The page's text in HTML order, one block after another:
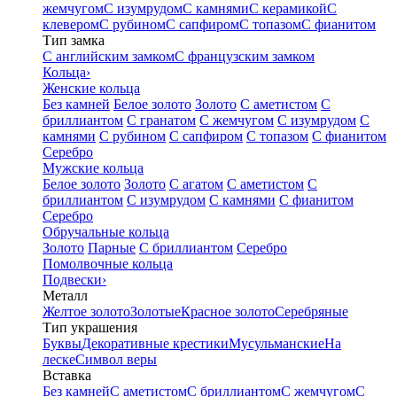
жемчугомС изумрудомС камнямиС керамикойС
клеверомС рубиномС сапфиромС топазомС фианитом
Тип замка
С английским замкомС французским замком
Кольца›
Женские кольца
Без камней Белое золото Золото С аметистом С
бриллиантом С гранатом С жемчугом С изумрудом С
камнями С рубином С сапфиром С топазом С фианитом
Серебро
Мужские кольца
Белое золото Золото С агатом С аметистом С
бриллиантом С изумрудом С камнями С фианитом
Серебро
Обручальные кольца
Золото Парные С бриллиантом Серебро
Помолвочные кольца
Подвески›
Металл
Желтое золотоЗолотыеКрасное золотоСеребряные
Тип украшения
БуквыДекоративные крестикиМусульманскиеНа
лескеСимвол веры
Вставка
Без камнейС аметистомС бриллиантомС жемчугомС